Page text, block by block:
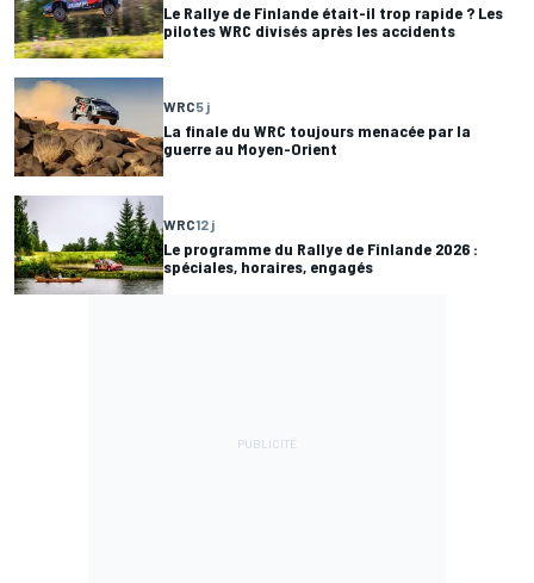
Le Rallye de Finlande était-il trop rapide ? Les
pilotes WRC divisés après les accidents
WRC5 j
La finale du WRC toujours menacée par la
guerre au Moyen-Orient
WRC12 j
Le programme du Rallye de Finlande 2026 :
spéciales, horaires, engagés